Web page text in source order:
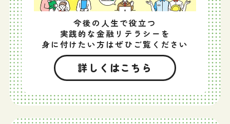
今後の人生で役立つ
実践的な金融リテラシーを
身に付けたい方はぜひご覧ください
詳しくはこちら